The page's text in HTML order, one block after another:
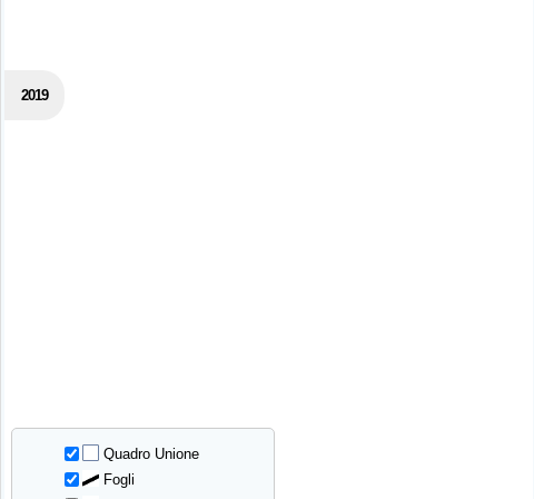
2019
Quadro Unione
Fogli